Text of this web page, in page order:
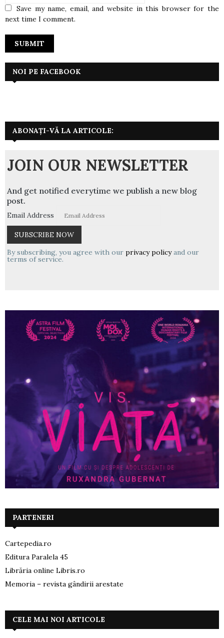
Save my name, email, and website in this browser for the
next time I comment.
NOI PE FACEBOOK
ABONAȚI-VĂ LA ARTICOLE:
JOIN OUR NEWSLETTER
And get notified everytime we publish a new blog
post.
Email Address
By subscribing, you agree with our privacy policyand our
terms of service.
PARTENERI
Cartepedia.ro
Editura Paralela 45
Librăria online Libris.ro
Memoria – revista gândirii arestate
CELE MAI NOI ARTICOLE